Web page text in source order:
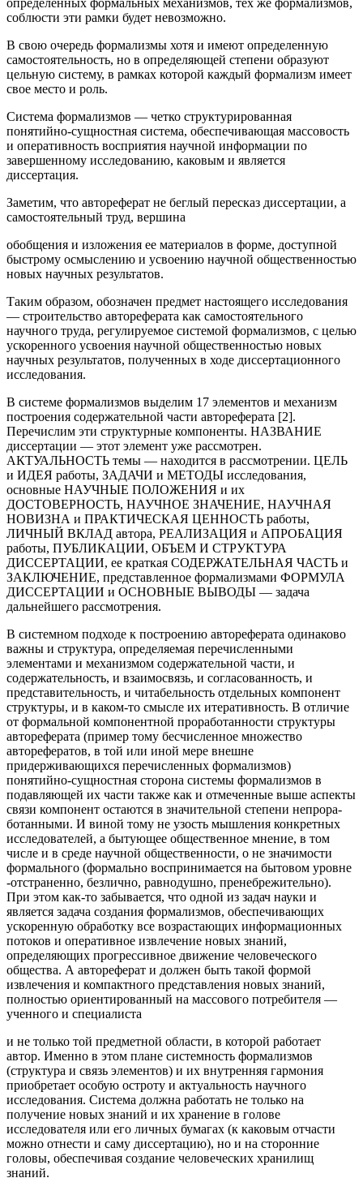
соблюсти эти рамки будет невозможно.
В свою очередь формализмы хотя и имеют определенную
самостоятельность, но в определяющей степени образуют
цельную систему, в рамках которой каждый формализм имеет
свое место и роль.
Система формализмов — четко структурированная
понятийно-сущностная система, обеспечивающая массовость
и оперативность восприятия научной информации по
завершенному исследованию, каковым и является
диссертация.
Заметим, что автореферат не беглый пересказ диссертации, а
самостоятельный труд, вершина
обобщения и изложения ее материалов в форме, доступной
быстрому осмыслению и усвоению научной общественностью
новых научных результатов.
Таким образом, обозначен предмет настоящего исследования
— строительство автореферата как самостоятельного
научного труда, регулируемое системой формализмов, с целью
ускоренного усвоения научной общественностью новых
научных результатов, полученных в ходе диссертационного
исследования.
В системе формализмов выделим 17 элементов и механизм
построения содержательной части автореферата [2].
Перечислим эти структурные компоненты. НАЗВАНИЕ
диссертации — этот элемент уже рассмотрен.
АКТУАЛЬНОСТЬ темы — находится в рассмотрении. ЦЕЛЬ
и ИДЕЯ работы, ЗАДАЧИ и МЕТОДЫ исследования,
основные НАУЧНЫЕ ПОЛОЖЕНИЯ и их
ДОСТОВЕРНОСТЬ, НАУЧНОЕ ЗНАЧЕНИЕ, НАУЧНАЯ
НОВИЗНА и ПРАКТИЧЕСКАЯ ЦЕННОСТЬ работы,
ЛИЧНЫЙ ВКЛАД автора, РЕАЛИЗАЦИЯ и АПРОБАЦИЯ
работы, ПУБЛИКАЦИИ, ОБЪЕМ И СТРУКТУРА
ДИССЕРТАЦИИ, ее краткая СОДЕРЖАТЕЛЬНАЯ ЧАСТЬ и
ЗАКЛЮЧЕНИЕ, представленное формализмами ФОРМУЛА
ДИССЕРТАЦИИ и ОСНОВНЫЕ ВЫВОДЫ — задача
дальнейшего рассмотрения.
В системном подходе к построению автореферата одинаково
важны и структура, определяемая перечисленными
элементами и механизмом содержательной части, и
содержательность, и взаимосвязь, и согласованность, и
представительность, и читабельность отдельных компонент
структуры, и в каком-то смысле их итеративность. В отличие
от формальной компонентной проработанности структуры
автореферата (пример тому бесчисленное множество
авторефератов, в той или иной мере внешне
придерживающихся перечисленных формализмов)
понятийно-сущностная сторона системы формализмов в
подавляющей их части также как и отмеченные выше аспекты
связи компонент остаются в значительной степени непрора-
ботанными. И виной тому не узость мышления конкретных
исследователей, а бытующее общественное мнение, в том
числе и в среде научной общественности, о не значимости
формального (формально воспринимается на бытовом уровне
-отстраненно, безлично, равнодушно, пренебрежительно).
При этом как-то забывается, что одной из задач науки и
является задача создания формализмов, обеспечивающих
ускоренную обработку все возрастающих информационных
потоков и оперативное извлечение новых знаний,
определяющих прогрессивное движение человеческого
общества. А автореферат и должен быть такой формой
извлечения и компактного представления новых знаний,
полностью ориентированный на массового потребителя —
ученного и специалиста
и не только той предметной области, в которой работает
автор. Именно в этом плане системность формализмов
(структура и связь элементов) и их внутренняя гармония
приобретает особую остроту и актуальность научного
исследования. Система должна работать не только на
получение новых знаний и их хранение в голове
исследователя или его личных бумагах (к каковым отчасти
можно отнести и саму диссертацию), но и на сторонние
головы, обеспечивая создание человеческих хранилищ
знаний.